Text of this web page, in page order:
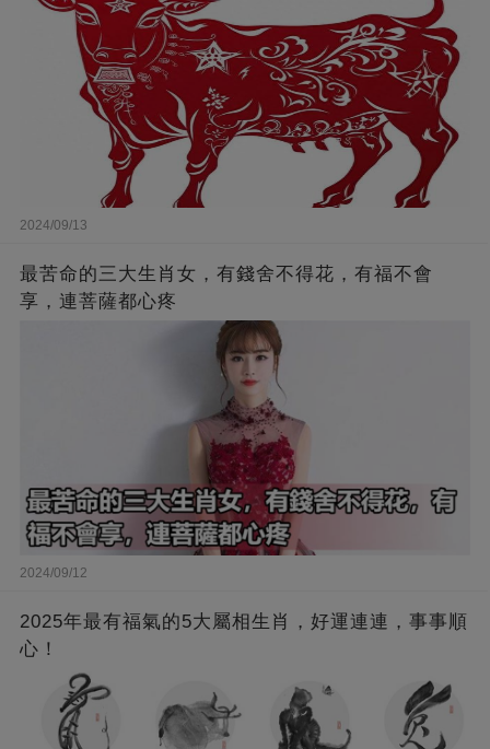
2024/09/13
最苦命的三大生肖女，有錢舍不得花，有福不會
享，連菩薩都心疼
2024/09/12
2025年最有福氣的5大屬相生肖，好運連連，事事順
心！